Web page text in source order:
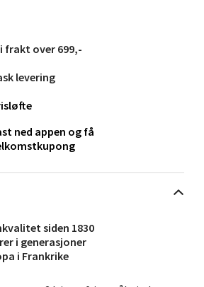
siden 1830
i generasjoner
i Frankrike
frakt over 699,-
levering
ned appen og få
1, 4313 Sandnes